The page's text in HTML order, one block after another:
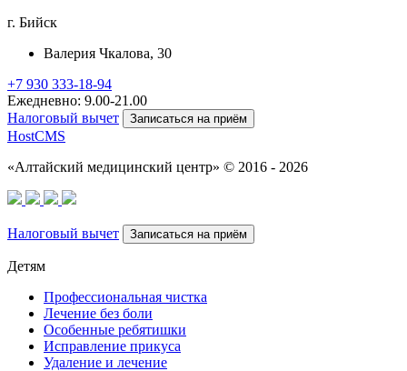
г. Бийск
Валерия Чкалова, 30
+7 930 333-18-94
Ежедневно: 9.00-21.00
Налоговый вычет
Записаться на приём
HostCMS
«Алтайский медицинский центр» © 2016 - 2026
Налоговый вычет Записаться на приём
Детям
Профессиональная чистка
Лечение без боли
Особенные ребятишки
Исправление прикуса
Удаление и лечение